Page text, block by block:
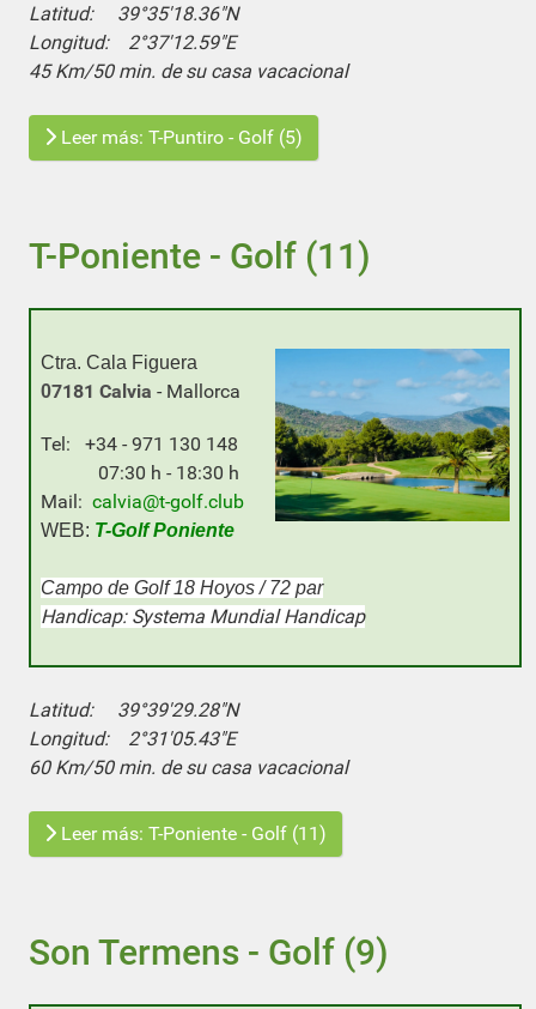
Latitud: 39°35'18.36"N
Longitud: 2°37'12.59"E
45 Km/50 min. de su casa vacacional
Leer más: T-Puntiro - Golf (5)
T-Poniente - Golf (11)
Ctra. Cala Figuera
07181 Calvia - Mallorca
Tel: +34 - 971 130 148
07:30 h - 18:30 h
Mail: calvia@t-golf.club
WEB: T-Golf Poniente
Campo de Golf 18 Hoyos / 72 par
Handicap: Systema Mundial Handicap
Latitud: 39°39'29.28"N
Longitud: 2°31'05.43"E
60 Km/50 min. de su casa vacacional
Leer más: T-Poniente - Golf (11)
Son Termens - Golf (9)